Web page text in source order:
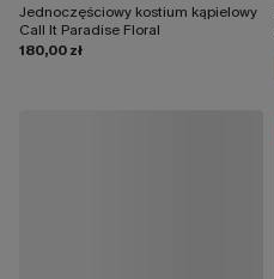
Jednoczęściowy kostium kąpielowy
Call It Paradise Floral
180,00 zł